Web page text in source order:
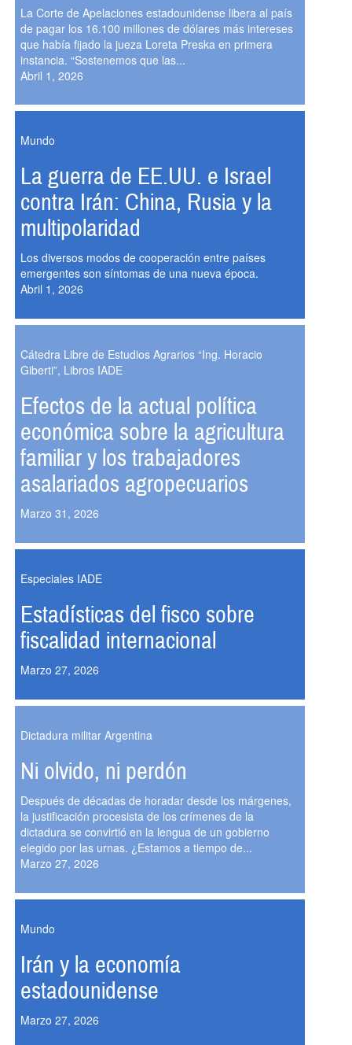
La Corte de Apelaciones estadounidense libera al país
de pagar los 16.100 millones de dólares más intereses
que había fijado la jueza Loreta Preska en primera
instancia. “Sostenemos que las...
Abril 1, 2026
Mundo
La guerra de EE.UU. e Israel
contra Irán: China, Rusia y la
multipolaridad
Los diversos modos de cooperación entre países
emergentes son síntomas de una nueva época.
Abril 1, 2026
Cátedra Libre de Estudios Agrarios “Ing. Horacio
Giberti”, Libros IADE
Efectos de la actual política
económica sobre la agricultura
familiar y los trabajadores
asalariados agropecuarios
Marzo 31, 2026
Especiales IADE
Estadísticas del fisco sobre
fiscalidad internacional
Marzo 27, 2026
Dictadura militar Argentina
Ni olvido, ni perdón
Después de décadas de horadar desde los márgenes,
la justificación procesista de los crímenes de la
dictadura se convirtió en la lengua de un gobierno
elegido por las urnas. ¿Estamos a tiempo de...
Marzo 27, 2026
Mundo
Irán y la economía
estadounidense
Marzo 27, 2026